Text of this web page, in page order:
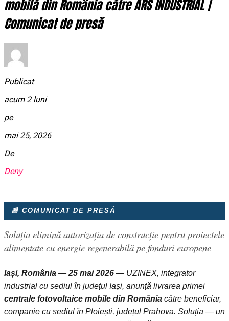
mobilă din România către ARS INDUSTRIAL |
Comunicat de presă
Publicat
acum 2 luni
pe
mai 25, 2026
De
Deny
📰 COMUNICAT DE PRESĂ
Soluția elimină autorizația de construcție pentru proiectele
alimentate cu energie regenerabilă pe fonduri europene
Iași, România — 25 mai 2026 — UZINEX, integrator
industrial cu sediul în județul Iași, anunță livrarea primei
centrale fotovoltaice mobile din România către beneficiar,
companie cu sediul în Ploiești, județul Prahova. Soluția — un